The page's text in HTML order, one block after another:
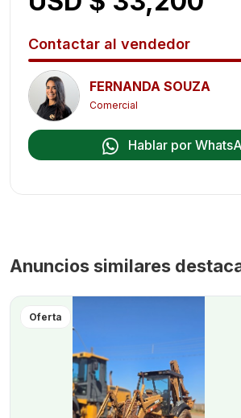
Contactar al vendedor
FERNANDA SOUZA
Comercial
Hablar por
Anuncios similares
Oferta